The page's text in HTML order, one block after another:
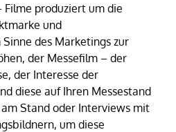
Filme produziert um die
und
des Marketings zur
der Messefilm – der
der Interesse der
diese auf Ihren Messestand
Stand oder Interviews mit
um diese